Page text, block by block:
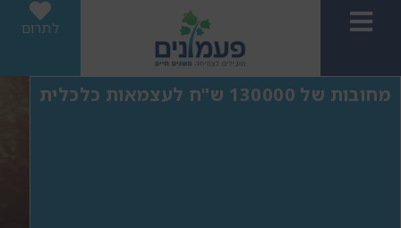
לתרום
מחובות של 130000 ש"ח לעצמאות כלכלית